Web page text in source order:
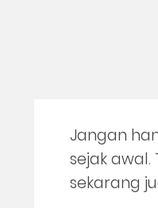
Jangan
sejak
sekarang